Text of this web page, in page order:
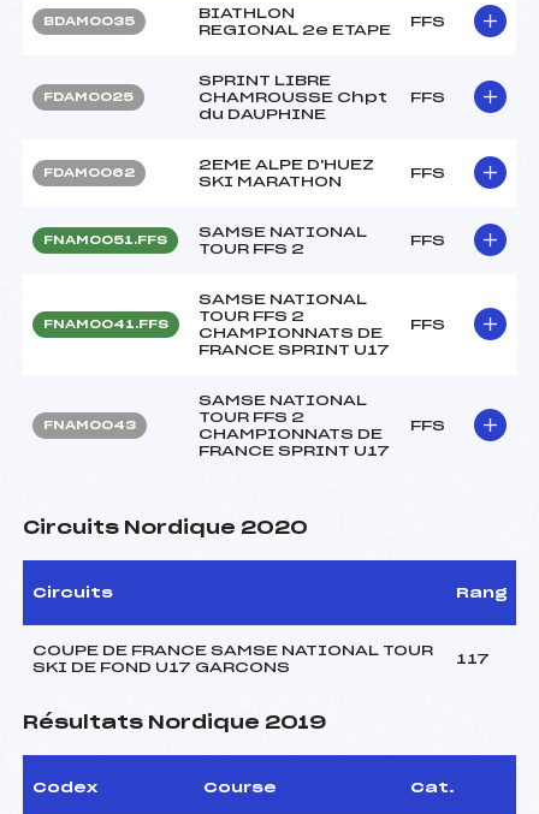
BDAM0035
BIATHLON
REGIONAL 2e ETAPE
FFS
FDAM0025
SPRINT LIBRE
CHAMROUSSE Chpt
du DAUPHINE
FFS
FDAM0062
2EME ALPE D'HUEZ
SKI MARATHON
FFS
FNAM0051.FFS
SAMSE NATIONAL
TOUR FFS 2
FFS
FNAM0041.FFS
SAMSE NATIONAL
TOUR FFS 2
CHAMPIONNATS DE
FRANCE SPRINT U17
FFS
FNAM0043
SAMSE NATIONAL
TOUR FFS 2
CHAMPIONNATS DE
FRANCE SPRINT U17
FFS
Circuits Nordique 2020
Circuits Rang
COUPE DE FRANCE SAMSE NATIONAL TOUR
SKI DE FOND U17 GARCONS
117
Résultats Nordique 2019
Codex Course Cat.